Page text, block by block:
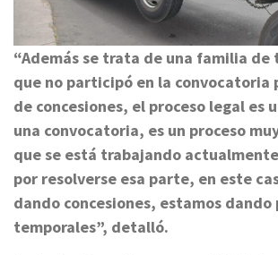
“Además se trata de una familia
que no participó en la convocatoria
de concesiones, el proceso legal es
una convocatoria, es un proceso
que se está trabajando
por resolverse esa parte, en este
dando concesiones, estamos dando
temporales”, detalló.